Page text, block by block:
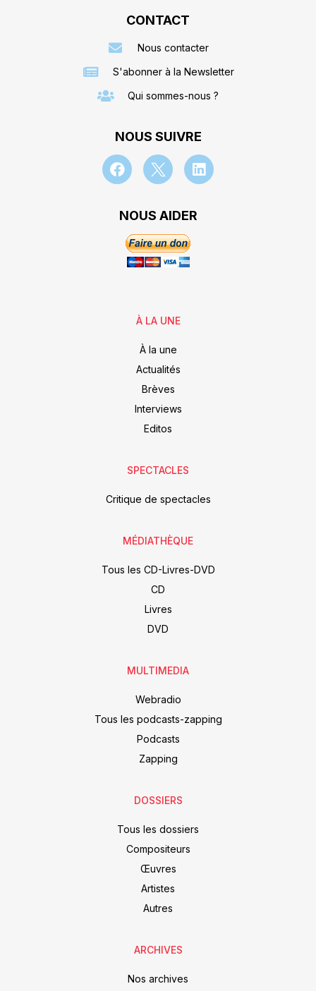
CONTACT
Nous contacter
S'abonner à la Newsletter
Qui sommes-nous ?
NOUS SUIVRE
NOUS AIDER
À LA UNE
À la une
Actualités
Brèves
Interviews
Editos
SPECTACLES
Critique de spectacles
MÉDIATHÈQUE
Tous les CD-Livres-DVD
CD
Livres
DVD
MULTIMEDIA
Webradio
Tous les podcasts-zapping
Podcasts
Zapping
DOSSIERS
Tous les dossiers
Compositeurs
Œuvres
Artistes
Autres
ARCHIVES
Nos archives